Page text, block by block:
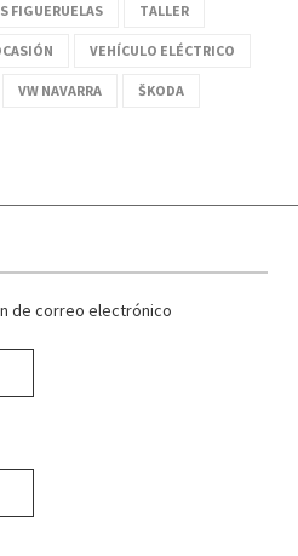
FIGUERUELAS TALLER
VEHÍCULO ELÉCTRICO
VW NAVARRA ŠKODA
de correo electrónico